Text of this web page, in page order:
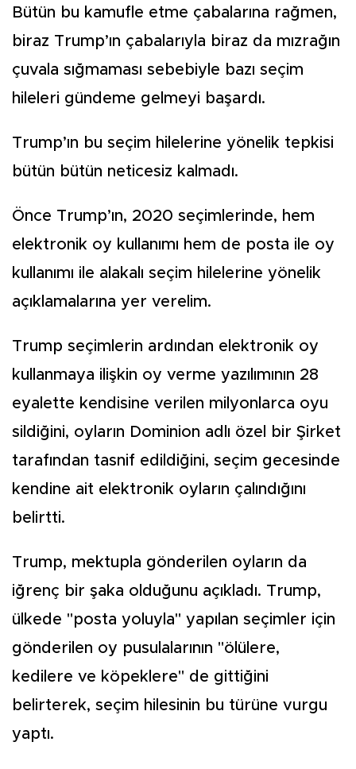
Bütün bu kamufle etme çabalarına rağmen,
biraz Trump’ın çabalarıyla biraz da mızrağın
çuvala sığmaması sebebiyle bazı seçim
hileleri gündeme gelmeyi başardı.
Trump’ın bu seçim hilelerine yönelik tepkisi
bütün bütün neticesiz kalmadı.
Önce Trump’ın, 2020 seçimlerinde, hem
elektronik oy kullanımı hem de posta ile oy
kullanımı ile alakalı seçim hilelerine yönelik
açıklamalarına yer verelim.
Trump seçimlerin ardından elektronik oy
kullanmaya ilişkin oy verme yazılımının 28
eyalette kendisine verilen milyonlarca oyu
sildiğini, oyların Dominion adlı özel bir Şirket
tarafından tasnif edildiğini, seçim gecesinde
kendine ait elektronik oyların çalındığını
belirtti.
Trump, mektupla gönderilen oyların da
iğrenç bir şaka olduğunu açıkladı. Trump,
ülkede "posta yoluyla" yapılan seçimler için
gönderilen oy pusulalarının "ölülere,
kedilere ve köpeklere" de gittiğini
belirterek, seçim hilesinin bu türüne vurgu
yaptı.